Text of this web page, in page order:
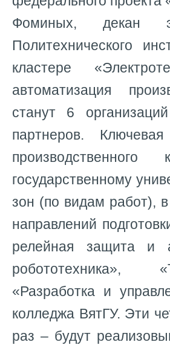
Фоминых, декан
Политехнического
кластере
автоматизация
станут 6
партнеров.
государственному
зон (по видам работ),
направлений
релейная защита и
робототехника»,
«Разработка и
колледжа ВятГУ. Эти
раз – будут